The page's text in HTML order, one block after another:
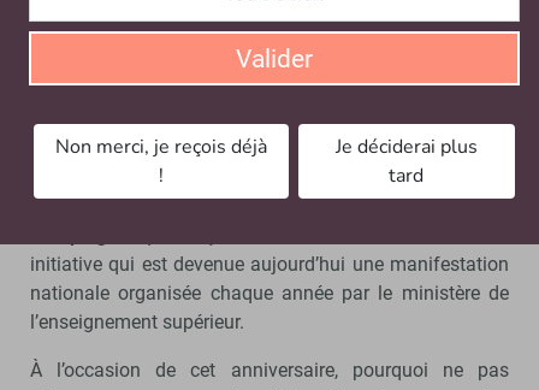
C’est l’UTC qui est à l’origine de la fête de la Science ! - © Eric
Nocher
Il y a trente ans, c’est l’Université de technologie de
initiative qui est devenue aujourd’hui une manifestation
nationale organisée chaque année par le ministère de
l’enseignement supérieur.
À l’occasion de cet anniversaire, pourquoi ne pas
Valider
Non merci, je reçois déjà
!
Je déciderai plus
tard